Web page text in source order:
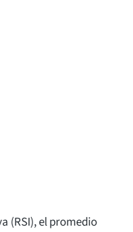
(RSI), el promedio